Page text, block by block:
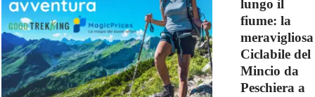
lungo il
fiume: la
meravigliosa
Ciclabile del
Mincio da
Peschiera a